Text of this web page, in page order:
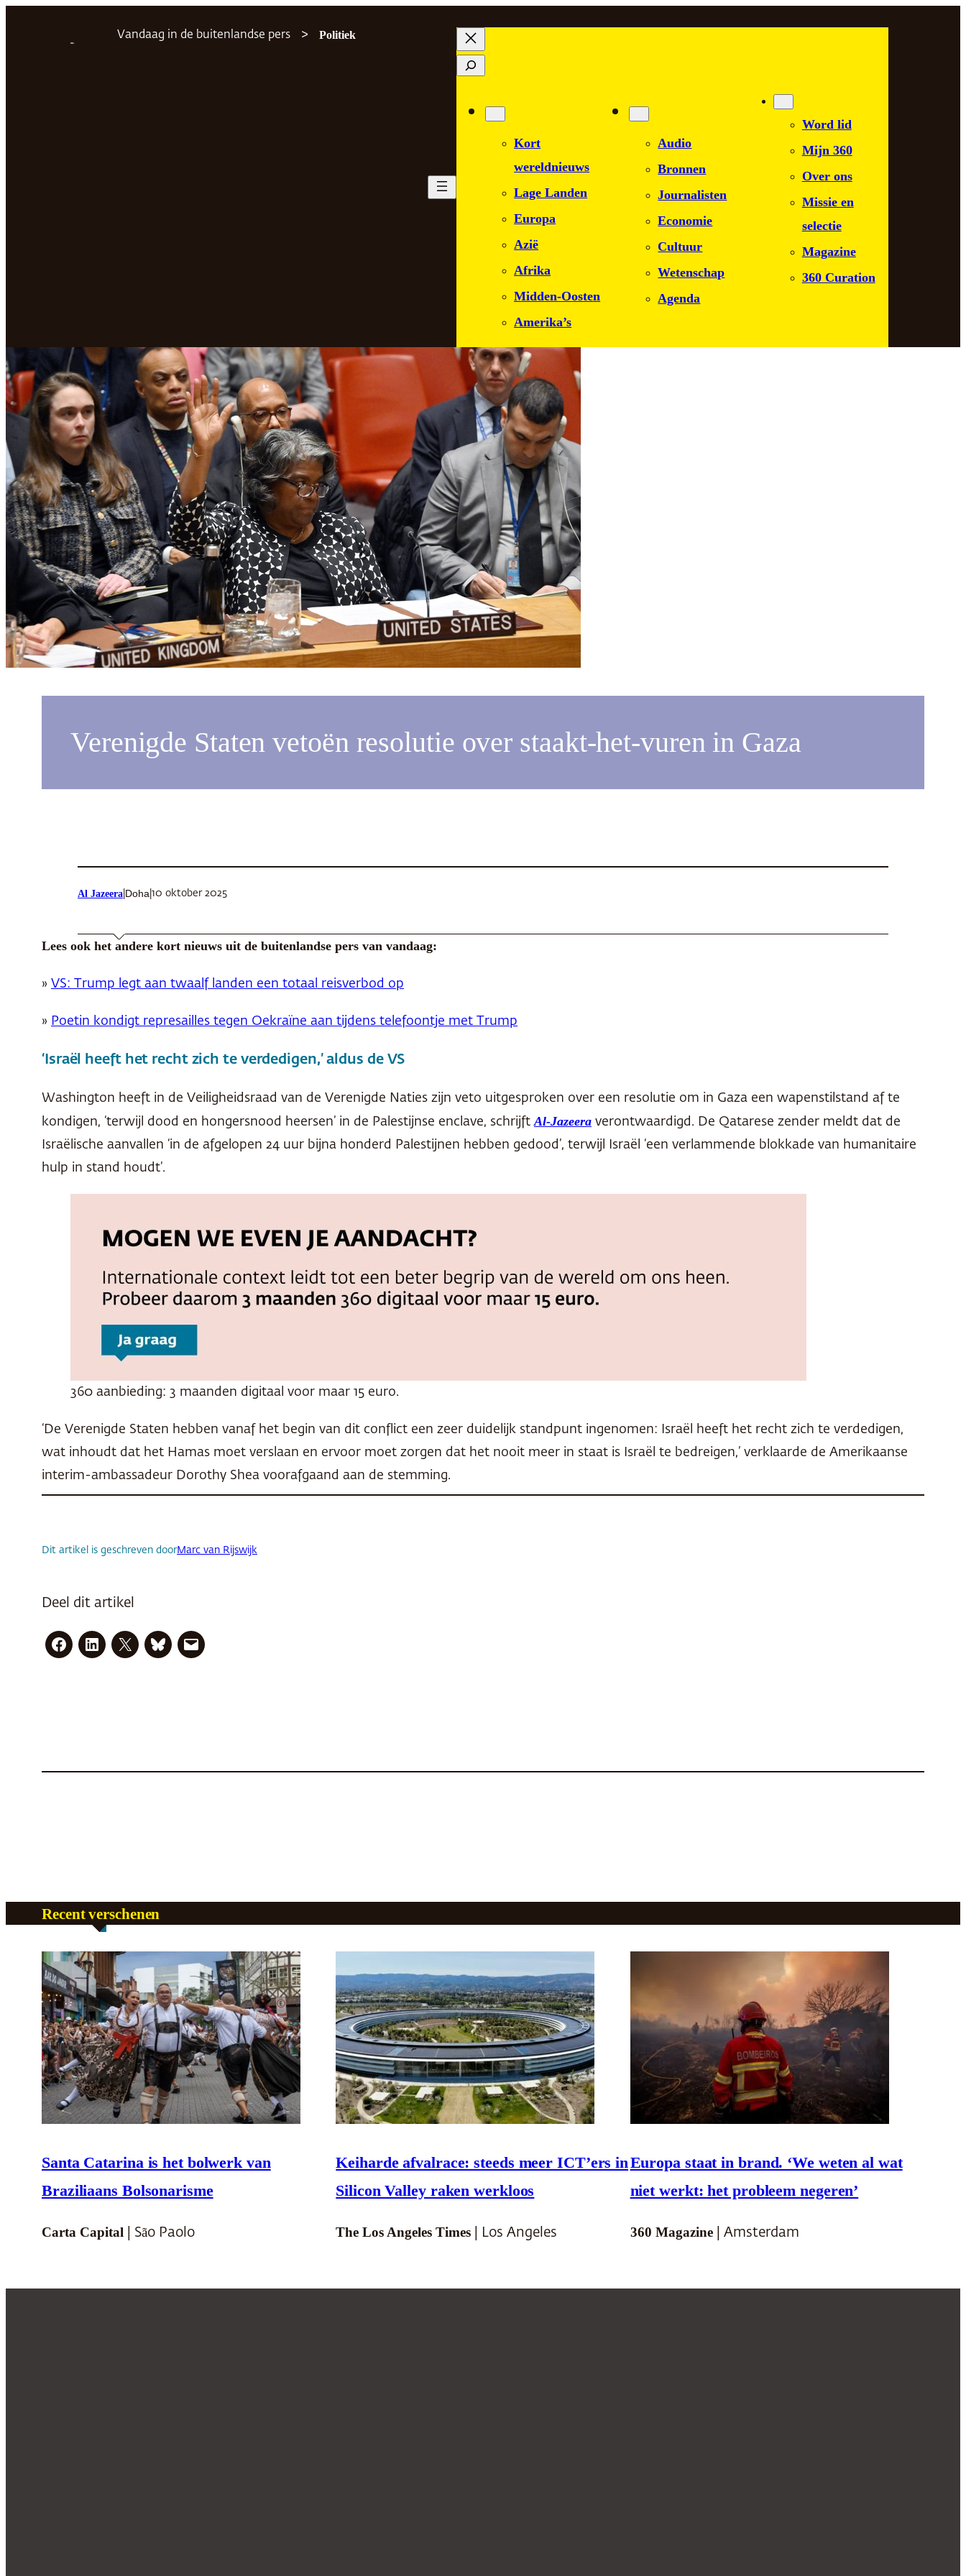
Vandaag in de buitenlandse pers Politiek
Zoeken
Kort
wereldnieuws
Lage Landen
Europa
Azië
Afrika
Midden-Oosten
Amerika’s
Audio
Bronnen
Journalisten
Economie
Cultuur
Wetenschap
Agenda
Word lid
Mijn 360
Over ons
Missie en
selectie
Magazine
360 Curation
Verenigde Staten vetoën resolutie over staakt-het-vuren in Gaza
Al Jazeera Doha 10 oktober 2025
Lees ook het andere kort nieuws uit de buitenlandse pers van vandaag:
» VS: Trump legt aan twaalf landen een totaal reisverbod op
» Poetin kondigt represailles tegen Oekraïne aan tijdens telefoontje met Trump
‘Israël heeft het recht zich te verdedigen,’ aldus de VS
Washington heeft in de Veiligheidsraad van de Verenigde Naties zijn veto uitgesproken over een resolutie om in Gaza een wapenstilstand af te
kondigen, ‘terwijl dood en hongersnood heersen’ in de Palestijnse enclave, schrijft Al-Jazeera verontwaardigd. De Qatarese zender meldt dat de
Israëlische aanvallen ‘in de afgelopen 24 uur bijna honderd Palestijnen hebben gedood’, terwijl Israël ‘een verlammende blokkade van humanitaire
hulp in stand houdt’.
360 aanbieding: 3 maanden digitaal voor maar 15 euro.
‘De Verenigde Staten hebben vanaf het begin van dit conflict een zeer duidelijk standpunt ingenomen: Israël heeft het recht zich te verdedigen,
wat inhoudt dat het Hamas moet verslaan en ervoor moet zorgen dat het nooit meer in staat is Israël te bedreigen,’ verklaarde de Amerikaanse
interim-ambassadeur Dorothy Shea voorafgaand aan de stemming.
Dit artikel is geschreven doorMarc van Rijswijk
Deel dit artikel
Recent verschenen
Santa Catarina is het bolwerk van
Braziliaans Bolsonarisme
Carta Capital | São Paolo
Keiharde afvalrace: steeds meer ICT’ers in
Silicon Valley raken werkloos
The Los Angeles Times | Los Angeles
Europa staat in brand. ‘We weten al wat
niet werkt: het probleem negeren’
360 Magazine| Amsterdam